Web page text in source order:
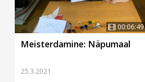
00:06:49
Meisterdamine: Näpumaal
25.3.2021